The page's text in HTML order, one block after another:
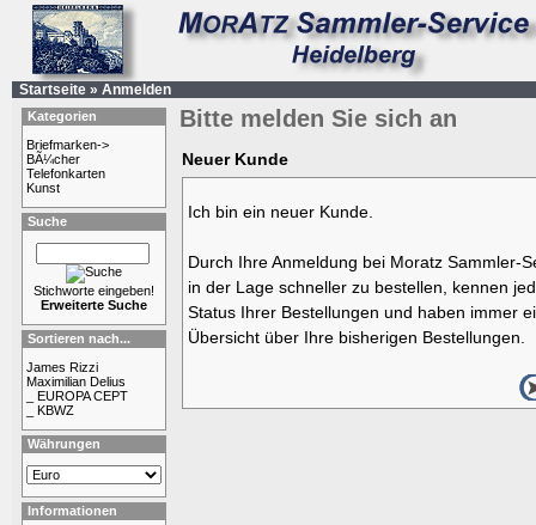
Startseite » Anmelden
Kategorien
Briefmarken->
BÃ¼cher
Telefonkarten
Kunst
Suche
Stichworte eingeben!
Erweiterte Suche
Sortieren nach...
James Rizzi
Maximilian Delius
_ EUROPA CEPT
_ KBWZ
Währungen
Informationen
Bitte melden Sie sich an
Neuer Kunde
Ich bin ein neuer Kunde.
Durch Ihre Anmeldung bei Moratz Sammler-
in der Lage schneller zu bestellen, kennen
Status Ihrer Bestellungen und haben immer
Übersicht über Ihre bisherigen Bestellungen.